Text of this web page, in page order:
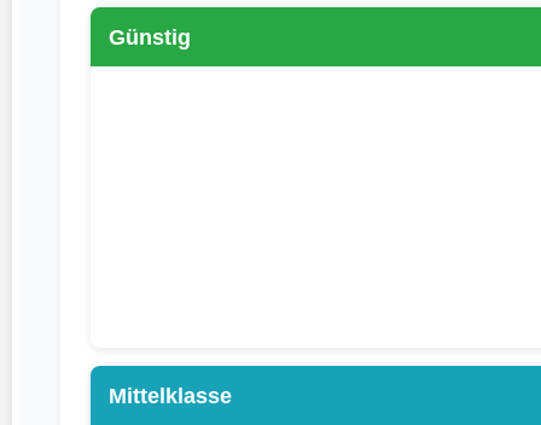
Günstig
Mittelklasse